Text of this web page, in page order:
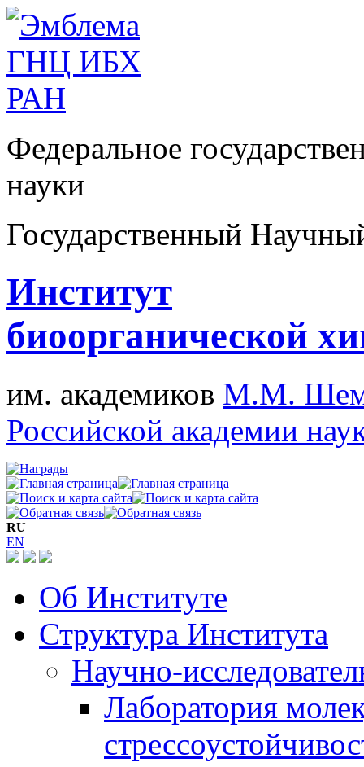
Федеральное
науки
Государственный
Институт
биоорганической
им. академиков М.М.
Российской академии
RU
EN
Об Институте
Структура Института
Научно-
Лаборатория